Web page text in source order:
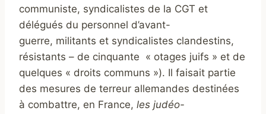
communiste, syndicalistes de la CGT et
délégués du personnel d’avant-
guerre, militants et syndicalistes clandestins,
résistants – de cinquante « otages juifs » et de
quelques « droits communs »). Il faisait partie
des mesures de terreur allemandes destinées
à combattre, en France, les judéo-